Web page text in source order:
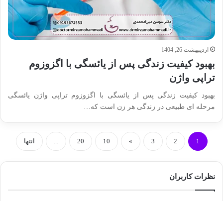
اردیبهشت 26, 1404
بهبود کیفیت زندگی پس از یائسگی با اگزوزوم
تراپی واژن
بهبود کیفیت زندگی پس از یائسگی با اگزوزوم تراپی واژن یائسگی
مرحله ای طبیعی در زندگی هر زن است که…
1
2
3
»
10
20 انتها
نظرات کاربران